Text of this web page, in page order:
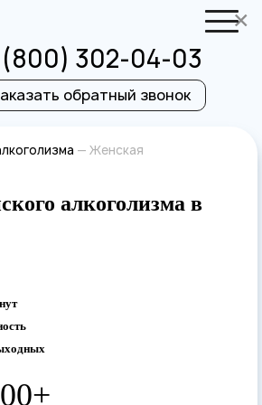
302-04-03
обратный звонок
— Женская
алкоголизма в
заявка
с вами в самое
время!
×